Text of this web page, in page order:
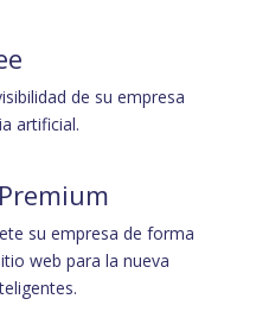
de su empresa
artificial.
su empresa de forma
web para la nueva